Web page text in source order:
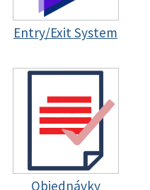
Entry/Exit System
Objednávky